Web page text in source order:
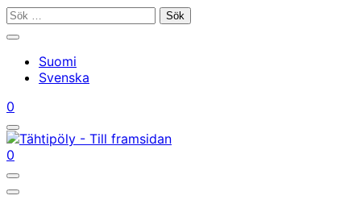
Gå
Sök
Stäng
sökfältetSuomi
Svenska
Mitt
konto
Din
vagn
0
Öppna/stäng
sökfältet
Mitt
konto
Din
vagn
0
Öppna/stäng
sökfältet
Huvudmeny